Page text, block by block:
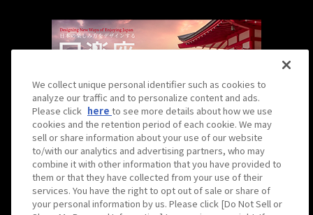
Hirakuza is operated by Hanshin Contents Link
Corporation
We collect unique personal identifier such as cookies to
analyze our traffic and to personalize content and ads.
Please click here to see more details about how we use
cookies and the retention period of each cookie. We may
sell or share information about your use of our website
to/with our analytics and advertising partners, who may
combine it with other information that you have provided to
them or that they have collected from your use of their
services. You have the right to opt out of sale or share of
your personal information by us. Please click [Do Not Sell or